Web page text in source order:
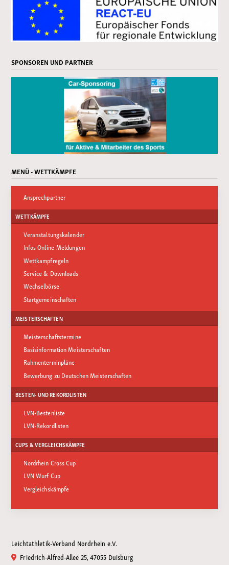
SPONSOREN UND PARTNER
MENÜ - WETTKÄMPFE
Ansprechpartner
WETTKÄMPFE
Veranstaltungskalender
Infos Online-Meldungen
Wettkampfregeln
Service & Downloads
Wechselbörse
Startgemeinschaften
MEISTERSCHAFTEN
Meisterschaftstermine
Basisinformation Meisterschaften
Rahmenterminpläne
Bewerbung zu Deutschen Meisterschaften
BESTEN- UND REKORDLISTEN
LVN-Bestenliste
LVN-Rekordlisten
CUPS & VERGLEICHSKÄMPFE
Nordrhein Cross Cup
LVN Wurf Cup
Vergleichskämpfe
Leichtathletik-Verband Nordrhein e.V.
Friedrich-Alfred-Allee 25, 47055 Duisburg